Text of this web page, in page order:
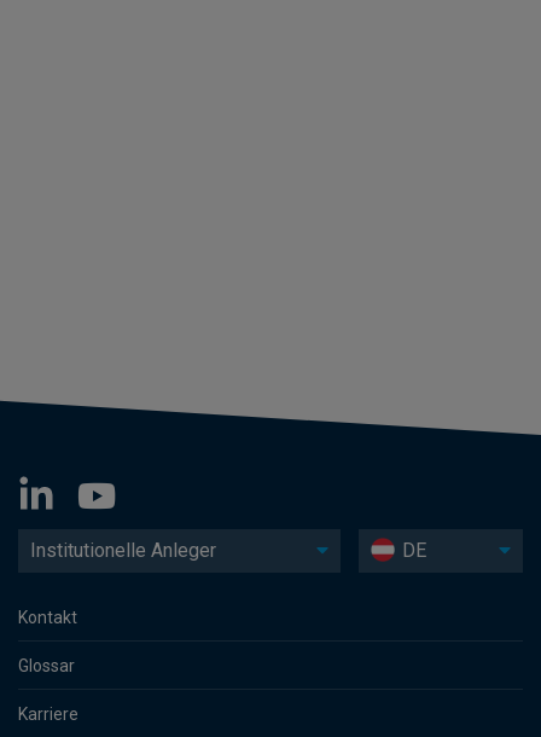
Institutionelle Anleger DE
Kontakt
Glossar
Karriere